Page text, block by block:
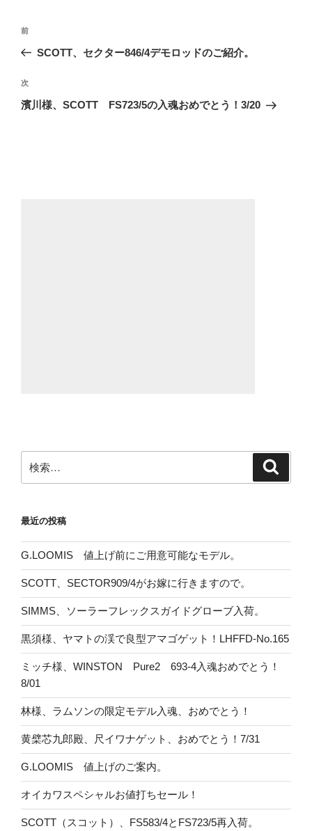
投
ビ
ゲ
前
の
稿
前
SCOTT、セクター846/4デモロッドのご紹介。
次
の
次
濱川様、SCOTT FS723/5の入魂おめでとう！3/20
索:
最近の投稿
G.LOOMIS 値上げ前にご用意可能なモデル。
SCOTT、SECTOR909/4がお嫁に行きますので。
SIMMS、ソーラーフレックスガイドグローブ入荷。
黒須様、ヤマトの渓で良型アマゴゲット！LHFFD-No.165
ミッチ様、WINSTON Pure2 693-4入魂おめでとう！
8/01
林様、ラムソンの限定モデル入魂、おめでとう！
黄檗芯九郎殿、尺イワナゲット、おめでとう！7/31
G.LOOMIS 値上げのご案内。
オイカワスペシャルお値打ちセール！
SCOTT（スコット）、FS583/4とFS723/5再入荷。